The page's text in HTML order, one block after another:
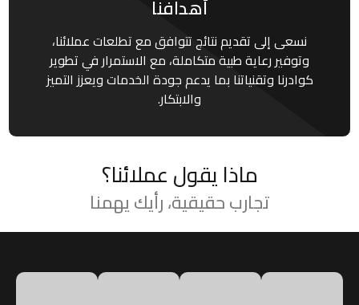
أهدافنا
نسعى إلى تقديم نتائج تتوافق مع تطلعات عملائنا،
وتوفير رعاية طبية متكاملة، مع الاستمرار في تطوير
كوادرنا وتقنياتنا بما يدعم جودة الخدمات ويعزز التميز
والابتكار.
ماذا يقول عملائنا؟
تجارب حقيقية، رأيك يهمنا